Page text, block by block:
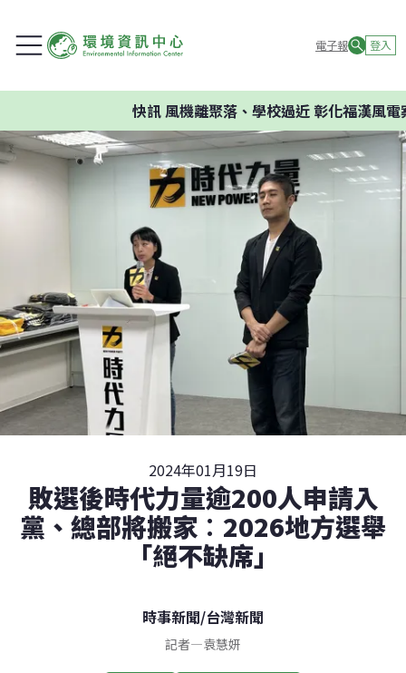
電子報 登入
快訊風機離聚落、學校過近 彰化福漢風電案
2024年01月19日
敗選後時代力量逾200人申請入
黨、總部將搬家︰2026地方選舉
「絕不缺席」
時事新聞/台灣新聞
記者—袁慧妍